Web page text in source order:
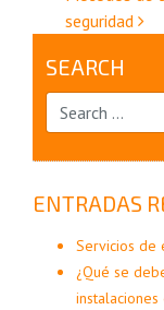
seguridad
SEARCH
ENTRADAS
Servicios de
¿Qué se
instalaciones